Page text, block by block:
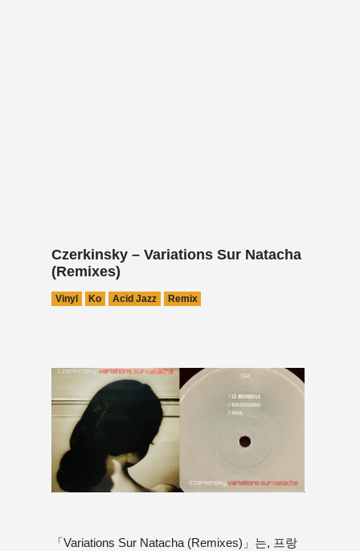
Czerkinsky – Variations Sur Natacha
(Remixes)
Vinyl Ko Acid Jazz Remix
「Variations Sur Natacha (Remixes)」는, 프랑